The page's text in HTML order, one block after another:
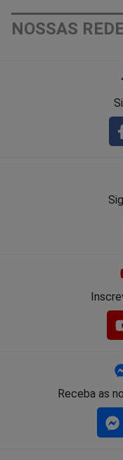
Compartilhar
NOSSAS
Receba as